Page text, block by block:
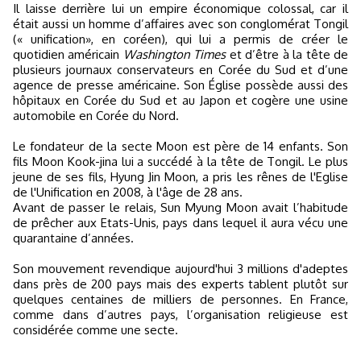
Il laisse derrière lui un empire économique colossal, car il
était aussi un homme d’affaires avec son conglomérat Tongil
(« unification», en coréen), qui lui a permis de créer le
quotidien américain Washington Timeset d’être à la tête de
plusieurs journaux conservateurs en Corée du Sud et d’une
agence de presse américaine. Son Église possède aussi des
hôpitaux en Corée du Sud et au Japon et cogère une usine
automobile en Corée du Nord.
Le fondateur de la secte Moon est père de 14 enfants. Son
fils Moon Kook-jina lui a succédé à la tête de Tongil. Le plus
jeune de ses fils, Hyung Jin Moon, a pris les rênes de l'Eglise
de l'Unification en 2008, à l'âge de 28 ans.
Avant de passer le relais, Sun Myung Moon avait l’habitude
de prêcher aux Etats-Unis, pays dans lequel il aura vécu une
quarantaine d’années.
Son mouvement revendique aujourd'hui 3 millions d'adeptes
dans près de 200 pays mais des experts tablent plutôt sur
quelques centaines de milliers de personnes. En France,
comme dans d’autres pays, l’organisation religieuse est
considérée comme une secte.